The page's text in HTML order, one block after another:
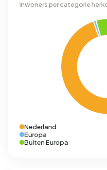
Inwoners per categorie
Nederland
Europa
Buiten Europa